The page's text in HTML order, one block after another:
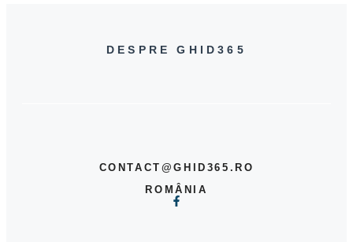
DESPRE GHID365
CONTACT@GHID365.RO
ROMÂNIA